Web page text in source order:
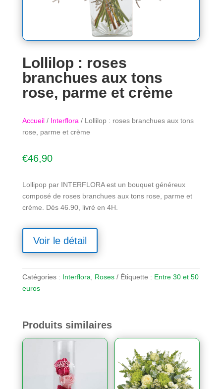
Lollilop : roses
branchues aux tons
rose, parme et crème
Accueil/ Interflora / Lollilop : roses branchues aux tons
rose, parme et crème
€46,90
Lollipop par INTERFLORA est un bouquet généreux
composé de roses branchues aux tons rose, parme et
crème. Dès 46.90, livré en 4H.
Voir le détail
Catégories : Interflora Roses Étiquette : Entre 30 et 50
euros
Produits similaires